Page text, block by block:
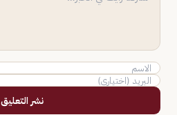
نشر التعليق